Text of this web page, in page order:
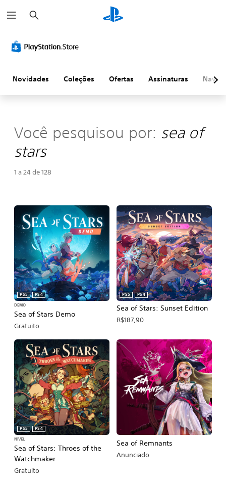
e
s
i
s
Novidades Coleções Ofertas Assinaturas
Você pesquisou por: sea of
stars
1 a 24 de 128
Sea of Stars Demo
PS5
PS4
DEMO
Gratuito
Sea of Stars: Sunset Edition
PS5 PS4
R$187,90
Sea of Stars: Throes of the
Watchmaker
PS5
PS4
NÍVEL
Gratuito
Sea of Remnants
Anunciado